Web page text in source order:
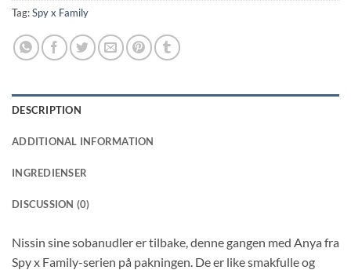
Tag:Spy x Family
DESCRIPTION
ADDITIONAL INFORMATION
INGREDIENSER
DISCUSSION (0)
Nissin sine sobanudler er tilbake, denne gangen med Anya fra
Spy x Family-serien på pakningen. De er like smakfulle og